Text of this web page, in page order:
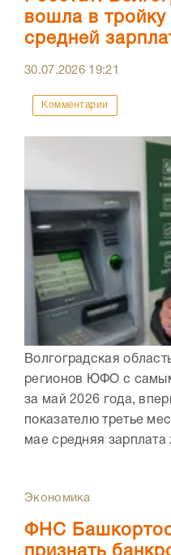
вошла в
средней
30.07.2026 19:21
Комментарии
Волгоградская
регионов ЮФО с
за май 2026 года,
показателю третье
мае средняя зарплата
Экономика
ФНС